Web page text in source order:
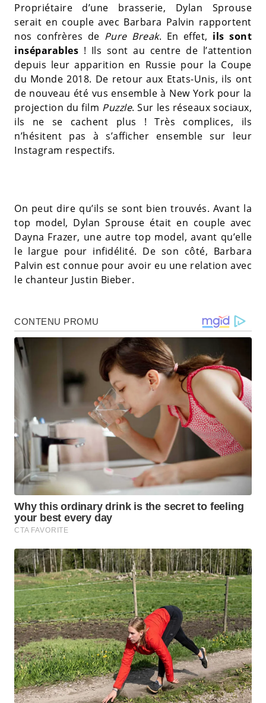
Propriétaire d’une brasserie, Dylan Sprouse
serait en couple avec Barbara Palvin rapportent
nos confrères de Pure Break. En effet, ils sont
inséparables ! Ils sont au centre de l’attention
depuis leur apparition en Russie pour la Coupe
du Monde 2018. De retour aux Etats-Unis, ils ont
de nouveau été vus ensemble à New York pour la
projection du film Puzzle. Sur les réseaux sociaux,
ils ne se cachent plus ! Très complices, ils
n’hésitent pas à s’afficher ensemble sur leur
Instagram respectifs.
On peut dire qu’ils se sont bien trouvés. Avant la
top model, Dylan Sprouse était en couple avec
Dayna Frazer, une autre top model, avant qu’elle
le largue pour infidélité. De son côté, Barbara
Palvin est connue pour avoir eu une relation avec
le chanteur Justin Bieber.